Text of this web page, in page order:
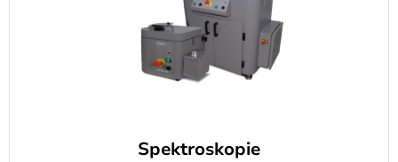
Spektroskopie